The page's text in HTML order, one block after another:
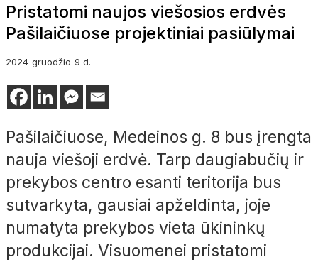
Pristatomi naujos viešosios erdvės
Pašilaičiuose projektiniai pasiūlymai
2024 gruodžio 9 d.
Pašilaičiuose, Medeinos g. 8 bus įrengta
nauja viešoji erdvė. Tarp daugiabučių ir
prekybos centro esanti teritorija bus
sutvarkyta, gausiai apželdinta, joje
numatyta prekybos vieta ūkininkų
produkcijai. Visuomenei pristatomi